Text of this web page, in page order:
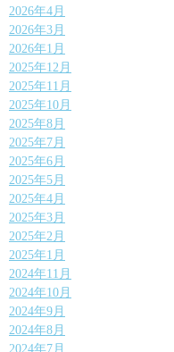
2026年4月
2026年3月
2026年1月
2025年12月
2025年11月
2025年10月
2025年8月
2025年7月
2025年6月
2025年5月
2025年4月
2025年3月
2025年2月
2025年1月
2024年11月
2024年10月
2024年9月
2024年8月
2024年7月